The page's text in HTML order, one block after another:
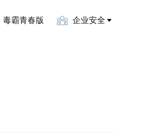
毒霸青春版 企业安全